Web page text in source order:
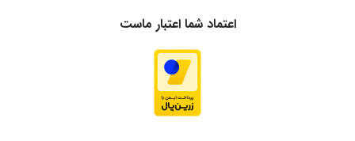
اعتماد شما اعتبار ماست